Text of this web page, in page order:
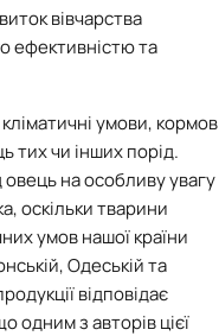
вівчарства
ефективністю та
умови,
тих чи інших порід.
на особливу увагу
оскільки тварини
умов нашої країни
Одеській та
відповідає
одним з авторів цієї